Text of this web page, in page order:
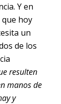
Y en
hoy
un
de los
resulten
manos de
y